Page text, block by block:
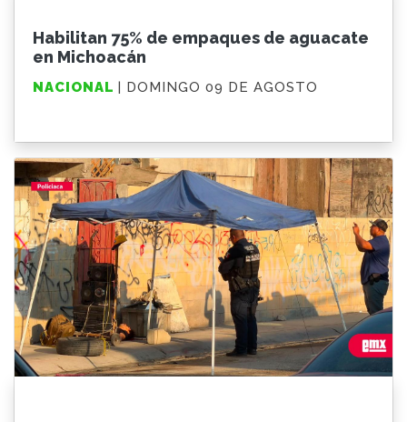
Habilitan 75% de empaques de aguacate
en Michoacán
NACIONAL | DOMINGO 09 DE AGOSTO